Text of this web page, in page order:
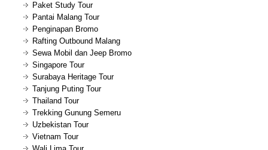
Paket Study Tour
Pantai Malang Tour
Penginapan Bromo
Rafting Outbound Malang
Sewa Mobil dan Jeep Bromo
Singapore Tour
Surabaya Heritage Tour
Tanjung Puting Tour
Thailand Tour
Trekking Gunung Semeru
Uzbekistan Tour
Vietnam Tour